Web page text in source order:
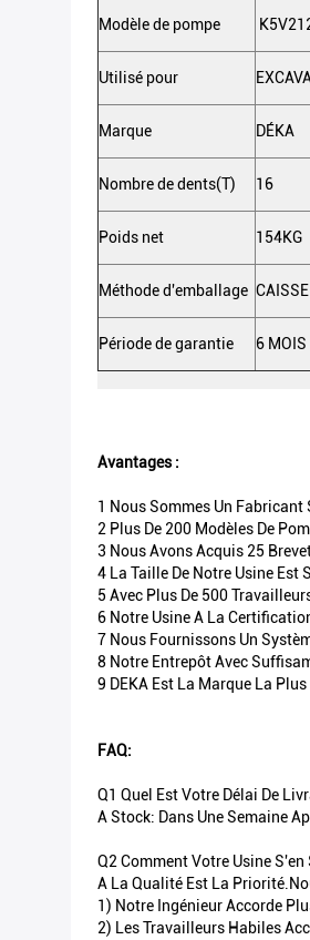
Modèle de pompe
Utilisé pour
Marque DÉKA
Nombre de dents(T) 16
Poids net 154KG
Méthode d'emballage
Période de garantie 6 MOIS
Avantages :
1 Nous Sommes Un Fabricant
2 Plus De 200 Modèles De
3 Nous Avons Acquis 25
4 La Taille De Notre Usine Est
5 Avec Plus De 500
6 Notre Usine A La
7 Nous Fournissons Un
8 Notre Entrepôt Avec
9 DEKA Est La Marque La Plus
FAQ:
Q1 Quel Est Votre Délai De
A Stock: Dans Une Semaine
Q2 Comment Votre Usine
A La Qualité Est La
1) Notre Ingénieur Accorde
2) Les Travailleurs Habiles